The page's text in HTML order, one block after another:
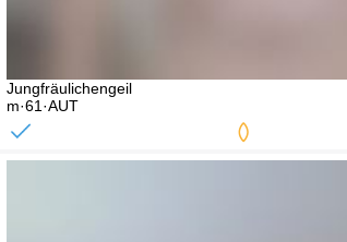
Jungfräulichengeil
m·61·AUT